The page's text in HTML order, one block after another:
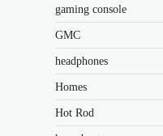
gaming console
GMC
headphones
Homes
Hot Rod